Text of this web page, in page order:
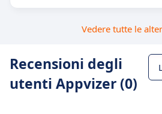
Vedere tutte le
Recensioni degli
utenti Appvizer (0)